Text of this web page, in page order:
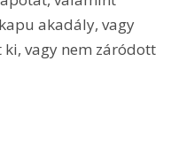
akadály, vagy
vagy nem záródott